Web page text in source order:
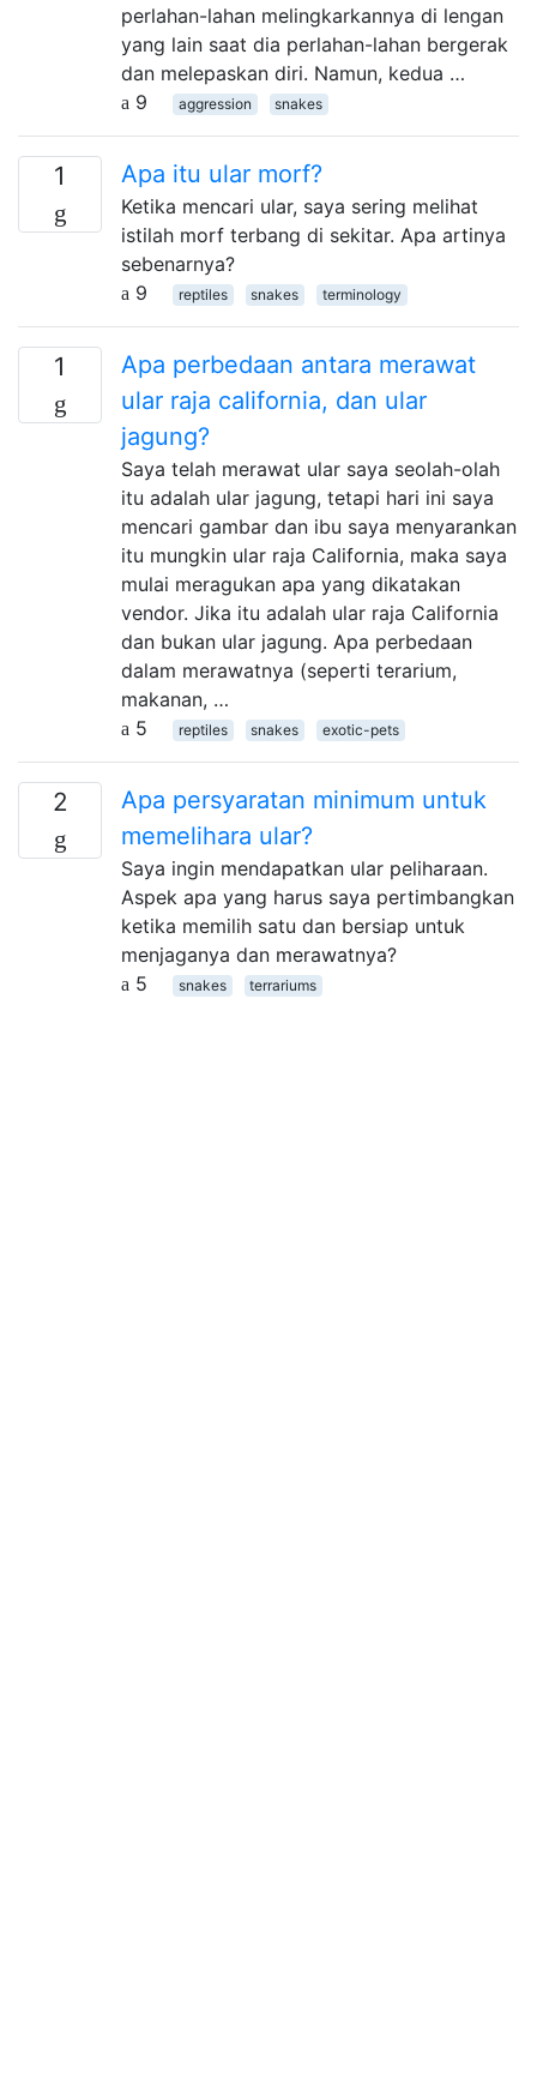
perlahan-lahan melingkarkannya di lengan
yang lain saat dia perlahan-lahan bergerak
dan melepaskan diri. Namun, kedua …
9
aggression snakes
1 Apa itu ular morf?
Ketika mencari ular, saya sering melihat
istilah morf terbang di sekitar. Apa artinya
sebenarnya?
9
reptiles snakes terminology
1
Apa perbedaan antara merawat
ular raja california, dan ular
jagung?
Saya telah merawat ular saya seolah-olah
itu adalah ular jagung, tetapi hari ini saya
mencari gambar dan ibu saya menyarankan
itu mungkin ular raja California, maka saya
mulai meragukan apa yang dikatakan
vendor. Jika itu adalah ular raja California
dan bukan ular jagung. Apa perbedaan
dalam merawatnya (seperti terarium,
makanan, …
5
reptiles snakes exotic-pets
2
Apa persyaratan minimum untuk
memelihara ular?
Saya ingin mendapatkan ular peliharaan.
Aspek apa yang harus saya pertimbangkan
ketika memilih satu dan bersiap untuk
menjaganya dan merawatnya?
5
snakes terrariums